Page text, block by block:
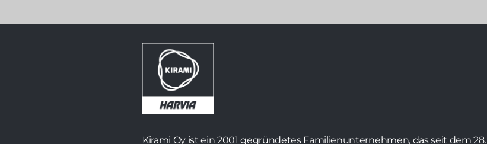
Kirami Oy ist ein 2001 gegründetes Familienunternehmen, das seit dem 28.